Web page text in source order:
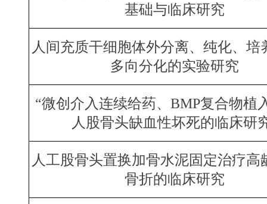
基础与临床研究
人间充质干细胞体外分离、纯化、培
多向分化的实验研究
“微创介入连续给药、BMP复合物植
人股骨头缺血性坏死的临床研
人工股骨头置换加骨水泥固定治疗高
骨折的临床研究